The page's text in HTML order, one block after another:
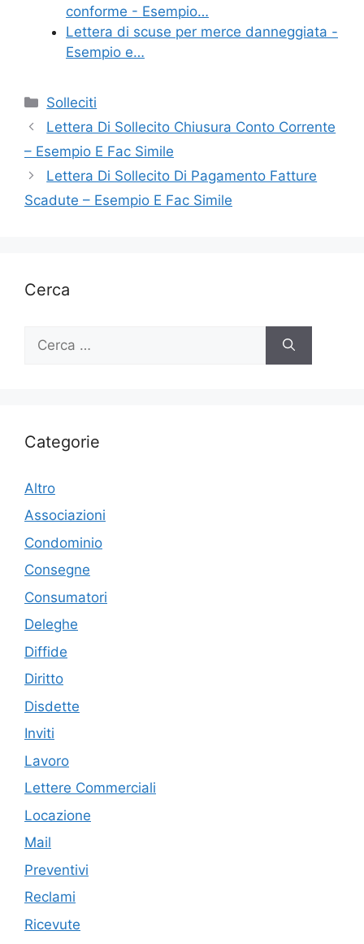
conforme - Esempio…
Lettera di scuse per merce danneggiata -
Esempio e…
Categorie
Solleciti
Lettera Di Sollecito Chiusura Conto Corrente
– Esempio E Fac Simile
Lettera Di Sollecito Di Pagamento Fatture
Scadute – Esempio E Fac Simile
Cerca
per:
Categorie
Altro
Associazioni
Condominio
Consegne
Consumatori
Deleghe
Diffide
Diritto
Disdette
Inviti
Lavoro
Lettere Commerciali
Locazione
Mail
Preventivi
Reclami
Ricevute